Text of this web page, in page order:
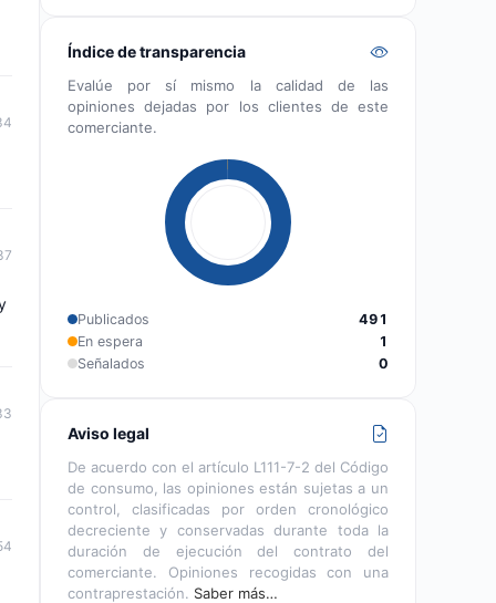
Índice de transparencia
Evalúe por sí mismo la calidad de las
opiniones dejadas por los clientes de este
comerciante.
Publicados
491
En espera
1
Señalados
0
Aviso legal
De acuerdo con el artículo L111-7-2 del Código
de consumo, las opiniones están sujetas a un
control, clasificadas por orden cronológico
decreciente y conservadas durante toda la
duración de ejecución del contrato del
comerciante. Opiniones recogidas con una
contraprestación. Saber más…